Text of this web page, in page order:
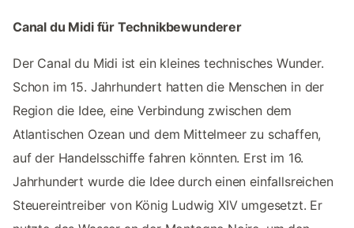
Canal du Midi für Technikbewunderer
Der Canal du Midi ist ein kleines technisches Wunder.
Schon im 15. Jahrhundert hatten die Menschen in der
Region die Idee, eine Verbindung zwischen dem
Atlantischen Ozean und dem Mittelmeer zu schaffen,
auf der Handelsschiffe fahren könnten. Erst im 16.
Jahrhundert wurde die Idee durch einen einfallsreichen
Steuereintreiber von König Ludwig XIV umgesetzt. Er